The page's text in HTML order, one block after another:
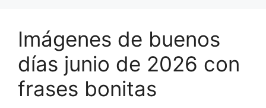
Imágenes de buenos
días junio de 2026 con
frases bonitas